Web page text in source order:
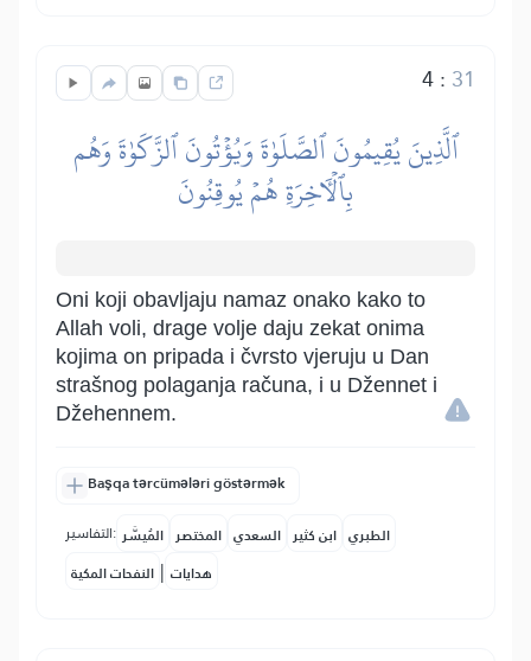
4: 31
ٱلَّذِينَ يُقِيمُونَ ٱلصَّلَوٰةَ وَيُؤۡتُونَ ٱلزَّكَوٰةَ وَهُم
بِٱلۡأٓخِرَةِ هُمۡ يُوقِنُونَ
Oni koji obavljaju namaz onako kako to
Allah voli, drage volje daju zekat onima
kojima on pripada i čvrsto vjeruju u Dan
strašnog polaganja računa, i u Džennet i
Džehennem.
Başqa tərcümələri göstərmək
التفاسير: المُيسَّر المختصر السعدي ابن كثير الطبري
النفحات المكية | هدايات